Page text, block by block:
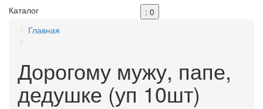
Каталог
: 0
Главная
Дорогому мужу, папе,
дедушке (уп 10шт)